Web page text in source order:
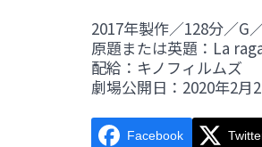
2017年製作／128分／G
原題または英題：La
配給：キノフィルムズ
劇場公開日：2020年2月
Facebook